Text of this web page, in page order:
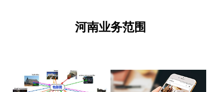
河南业务范围